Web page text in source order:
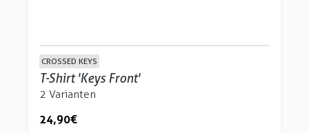
CROSSED KEYS
T-Shirt 'Keys Front'
2 Varianten
24,90 €